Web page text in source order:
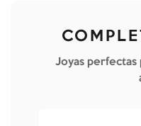
Joyas perfectas